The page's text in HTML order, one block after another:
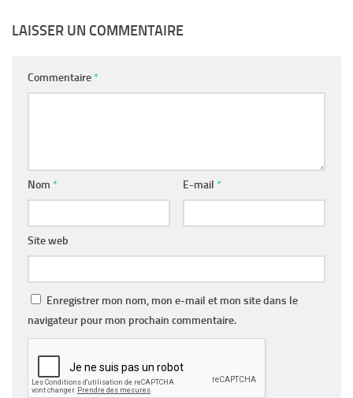
LAISSER UN COMMENTAIRE
Commentaire *
Nom * E-mail *
Site web
Enregistrer mon nom, mon e-mail et mon site dans le
navigateur pour mon prochain commentaire.